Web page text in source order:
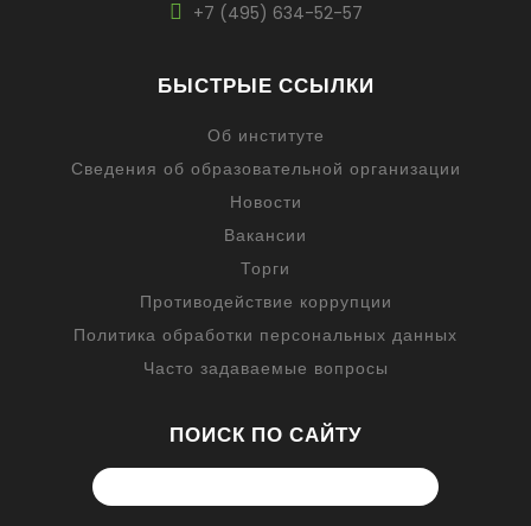
+7 (495) 634-52-57
БЫСТРЫЕ ССЫЛКИ
Об институте
Сведения об образовательной организации
Новости
Вакансии
Торги
Противодействие коррупции
Политика обработки персональных данных
Часто задаваемые вопросы
ПОИСК ПО САЙТУ